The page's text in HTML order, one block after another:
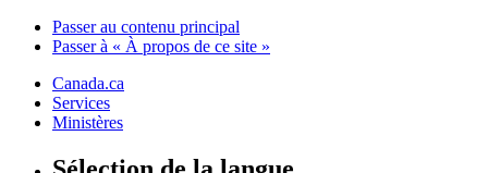
Passer au contenu principal
Passer à « À propos de ce site »
Canada.ca
Services
Ministères